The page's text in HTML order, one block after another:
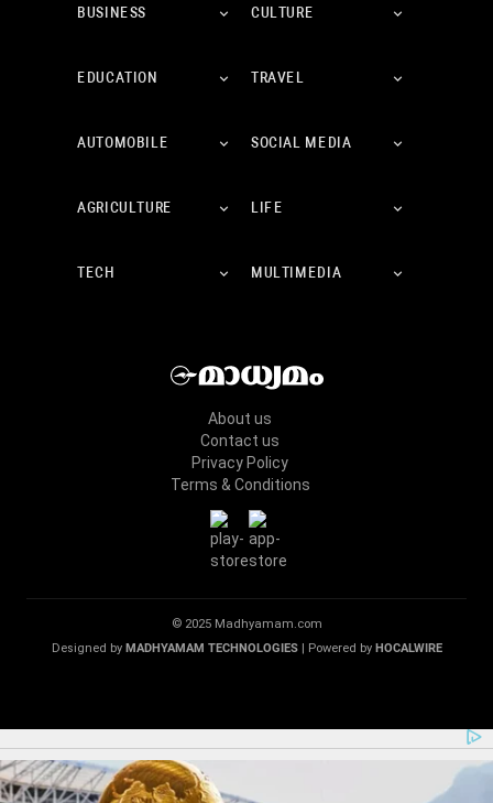
BUSINESS CULTURE
EDUCATION TRAVEL
AUTOMOBILE SOCIAL MEDIA
AGRICULTURE LIFE
TECH MULTIMEDIA
About us
Contact us
Privacy Policy
Terms & Conditions
© 2025 Madhyamam.com
Designed by MADHYAMAM TECHNOLOGIES| Powered by HOCALWIRE